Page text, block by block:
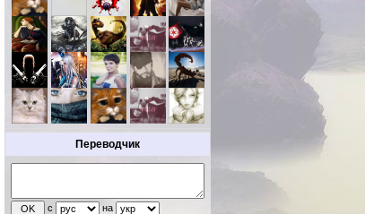
Переводчик
с на